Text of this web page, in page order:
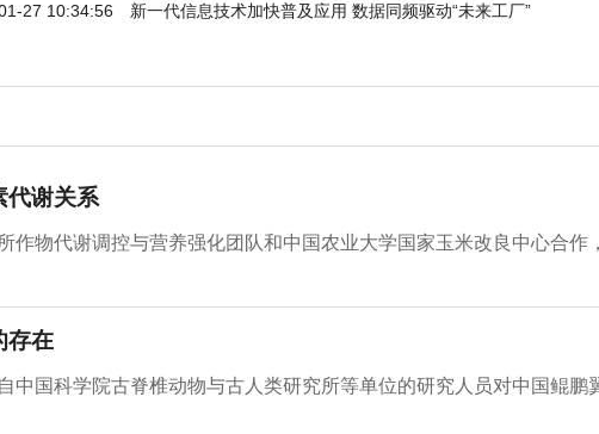
27 10:34:56 新一代信息技术加快普及应用 数据同频驱动“未来工厂”
代谢关系
作物代谢调控与营养强化团队和中国农业大学国家玉米改良中心合作
存在
中国科学院古脊椎动物与古人类研究所等单位的研究人员对中国鲲鹏